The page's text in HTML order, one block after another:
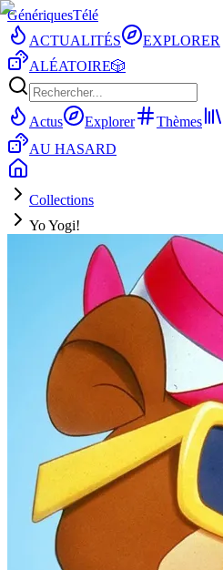
GénériquesTélé
ACTUALITÉS
EXPLORER
ALÉATOIRE🎲
Actus Explorer Thèmes
AU HASARD
Collections
Yo Yogi!